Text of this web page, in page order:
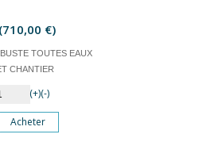
(710,00 €)
TOUTES EAUX
CHANTIER
(+)(-)
Acheter